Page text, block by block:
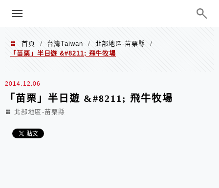
巧、世界走透透
menu
首頁 / 台灣Taiwan / 北部地區-苗栗縣
/
「苗栗」半日遊 &#8211; 飛牛牧場
2014.12.06
「苗栗」半日遊 &#8211; 飛牛牧場
北部地區-苗栗縣